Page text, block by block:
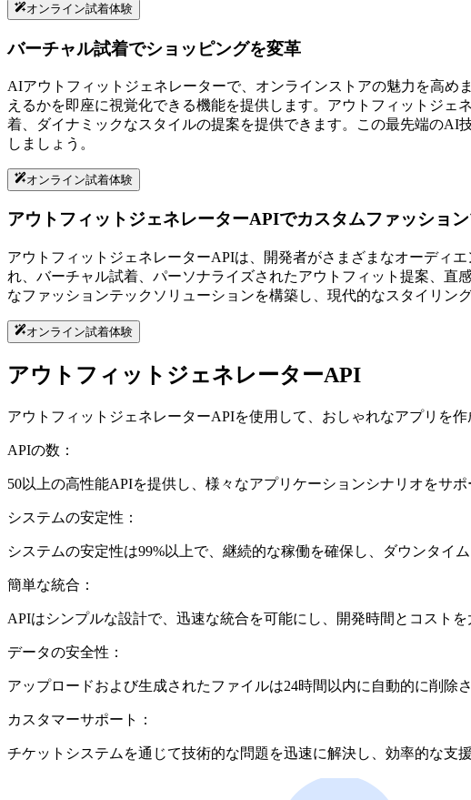
オンライン試着体験
バーチャル試着でショッピングを変革
AIアウトフィットジェネレーターで、オンラインストアの魅力を高
えるかを即座に視覚化できる機能を提供します。アウトフィットジ
着、ダイナミックなスタイルの提案を提供できます。この最先端の
しましょう。
オンライン試着体験
アウトフィットジェネレーターAPIでカスタムファッショ
アウトフィットジェネレーターAPIは、開発者がさまざまなオーディ
れ、バーチャル試着、パーソナライズされたアウトフィット提案、
なファッションテックソリューションを構築し、現代的なスタイリン
オンライン試着体験
アウトフィットジェネレーターAPI
アウトフィットジェネレーターAPIを使用して、おしゃれなアプリを
APIの数：
50以上の高性能APIを提供し、様々なアプリケーションシナリオをサ
システムの安定性：
システムの安定性は99%以上で、継続的な稼働を確保し、ダウンタイ
簡単な統合：
APIはシンプルな設計で、迅速な統合を可能にし、開発時間とコストを
データの安全性：
アップロードおよび生成されたファイルは24時間以内に自動的に削除
カスタマーサポート：
チケットシステムを通じて技術的な問題を迅速に解決し、効率的な支